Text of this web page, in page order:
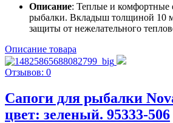
Описание: Теплые и комфортные
рыбалки. Вкладыш толщиной 10
защиты от нежелательного
Описание товара
Отзывов: 0
Сапоги для рыбалки
цвет: зеленый. 95333-506